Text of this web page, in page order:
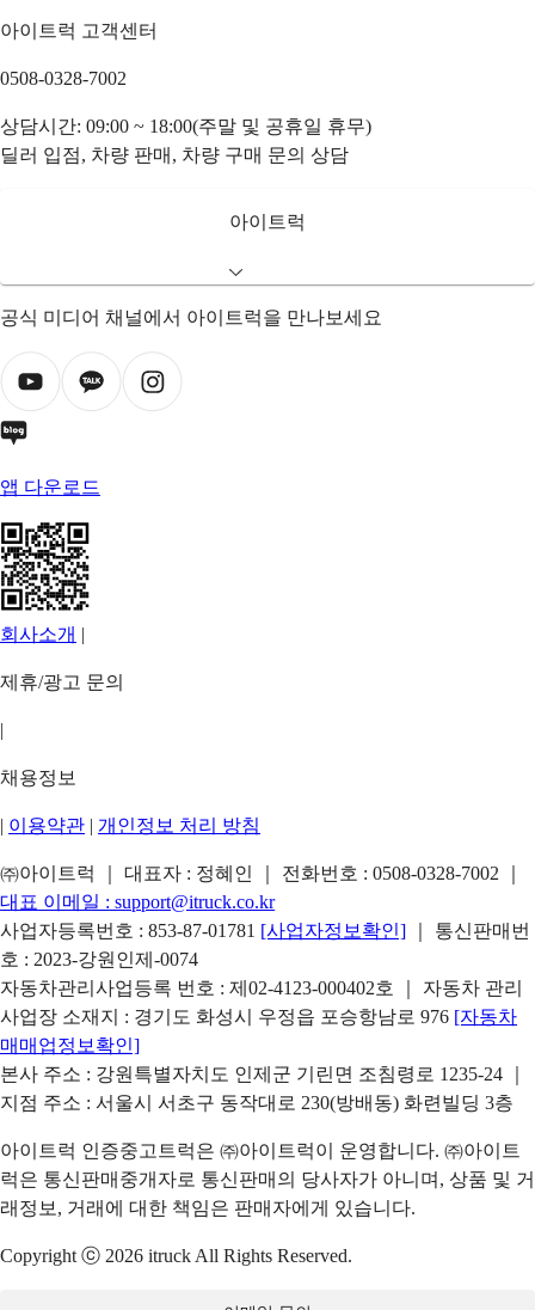
아이트럭 고객센터
0508-0328-7002
상담시간: 09:00 ~ 18:00(주말 및 공휴일 휴무)
딜러 입점, 차량 판매, 차량 구매 문의 상담
아이트럭
공식 미디어 채널에서 아이트럭을 만나보세요
앱 다운로드
회사소개 |
제휴/광고 문의
|
채용정보
| 이용약관 | 개인정보 처리 방침
㈜아이트럭 ｜ 대표자 : 정혜인 ｜ 전화번호 : 0508-0328-7002
대표 이메일 : support@itruck.co.kr
사업자등록번호 : 853-87-01781 [사업자정보확인]
｜ 통신판매번
호 : 2023-강원인제-0074
자동차관리사업등록 번호 : 제02-4123-000402호 ｜ 자동차 관리
사업장 소재지 : 경기도 화성시 우정읍 포승항남로 976 [자동차
매매업정보확인]
본사 주소 : 강원특별자치도 인제군 기린면 조침령로 1235-24 ｜
지점 주소 : 서울시 서초구 동작대로 230(방배동) 화련빌딩 3층
아이트럭 인증중고트럭은 ㈜아이트럭이 운영합니다. ㈜아이트
럭은 통신판매중개자로 통신판매의 당사자가 아니며, 상품 및 거
래정보, 거래에 대한 책임은 판매자에게 있습니다.
Copyright ⓒ 2026 itruck All Rights Reserved.